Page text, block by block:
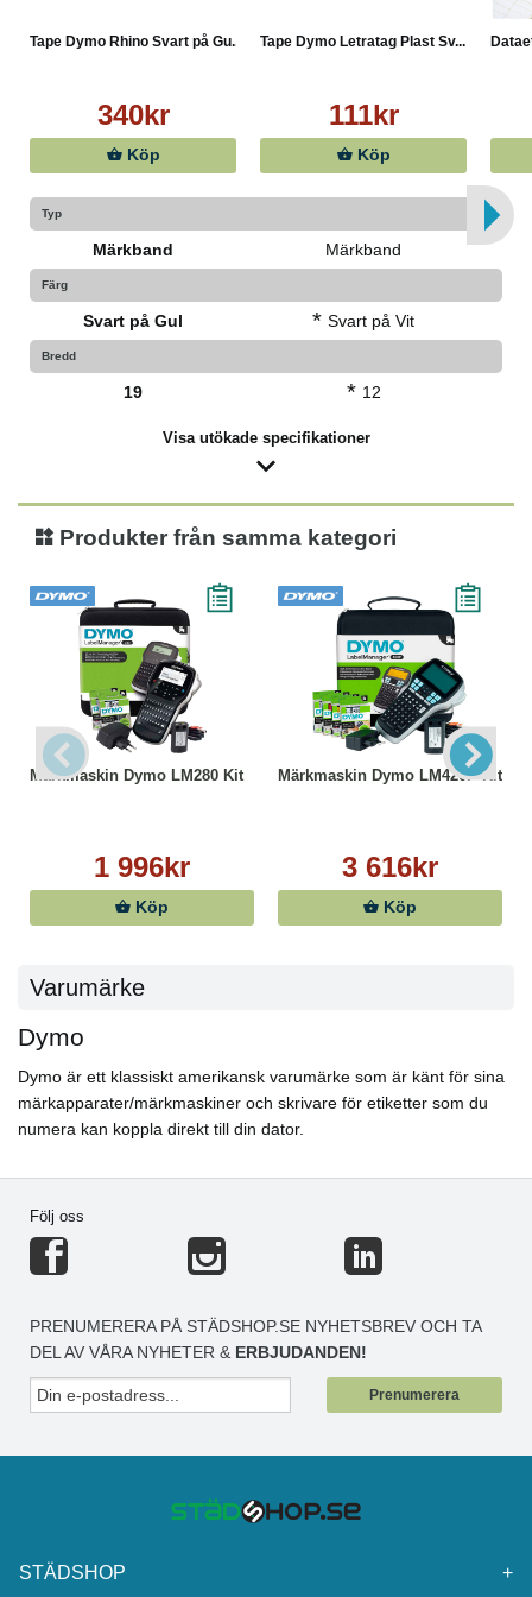
Tape Dymo Rhino Svart på Gu...
340kr
Köp
Tape Dymo Letratag Plast Sv...
111kr
Köp
Typ
Märkband Märkband
Färg
Svart på Gul * Svart på Vit
Bredd
19 * 12
Visa utökade specifikationer
Produkter från samma kategori
Märkmaskin Dymo LM280 Kit
1 996kr
Köp
Märkmaskin Dymo LM420P Kit
3 616kr
Köp
Varumärke
Dymo
Dymo är ett klassiskt amerikansk varumärke som är känt för sina
märkapparater/märkmaskiner och skrivare för etiketter som du
numera kan koppla direkt till din dator.
Följ oss
PRENUMERERA PÅ STÄDSHOP.SE NYHETSBREV OCH TA
DEL AV VÅRA NYHETER & ERBJUDANDEN!
Prenumerera
STÄDSHOP +